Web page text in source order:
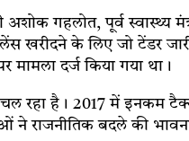
अशोक गहलोत, पूर्व
खरीदने के लिए जो टेंडर
दर्ज किया गया था।
है। 2017 में इनकम
ने राजनीतिक बदले की